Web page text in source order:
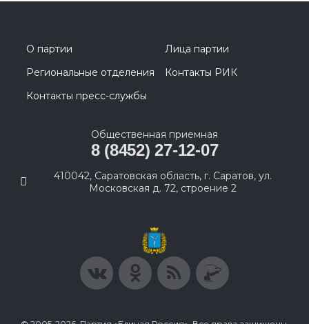
О партии
Лица партии
Региональные отделения
Контакты РИК
Контакты пресс-службы
Общественная приемная
8 (8452) 27-12-07
410042, Саратовская область, г. Саратов, ул.
Московская д. 72, строение 2